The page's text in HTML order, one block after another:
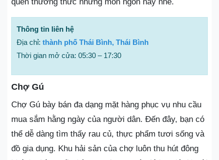
Thông tin liên hệ
Địa chỉ: thành phố Thái Bình, Thái Bình
Thời gian mở cửa: 05:30 – 17:30
Chợ Gú
Chợ Gú bày bán đa dạng mặt hàng phục vụ nhu cầu
mua sắm hằng ngày của người dân. Đến đây, bạn có
thể dễ dàng tìm thấy rau củ, thực phẩm tươi sống và
đồ gia dụng. Khu hải sản của chợ luôn thu hút đông